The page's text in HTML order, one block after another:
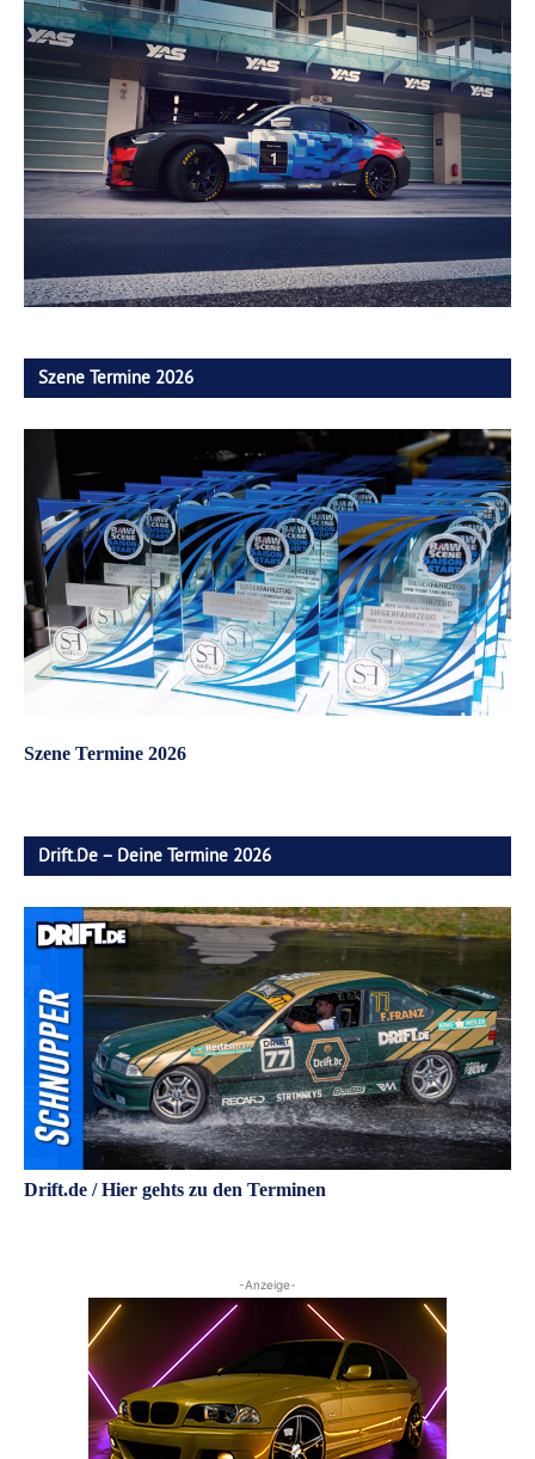
Szene Termine 2026
Szene Termine 2026
Drift.de – Deine Termine 2026
Drift.de / Hier gehts zu den Terminen
-Anzeige-